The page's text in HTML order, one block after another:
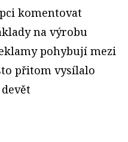
komentovat
na výrobu
pohybují mezi
přitom vysílalo